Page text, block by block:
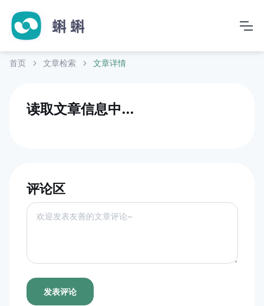
首页 文章检索 文章详情
读取文章信息中...
评论区
发表评论